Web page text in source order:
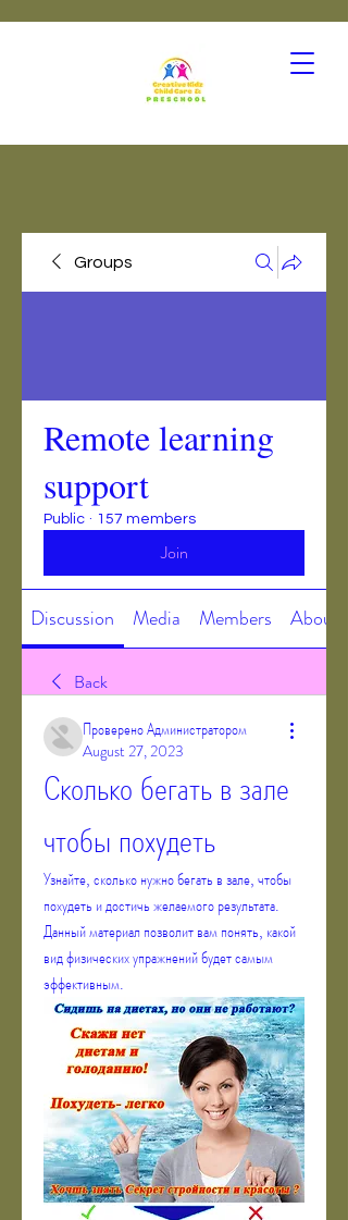
Groups
Remote learning
support
Public · 157 members
Join
Discussion Media Members About
Back
Проверено Администратором
August 27, 2023
Сколько бегать в зале
чтобы похудеть
Узнайте, сколько нужно бегать в зале, чтобы
похудеть и достичь желаемого результата.
Данный материал позволит вам понять, какой
вид физических упражнений будет самым
эффективным.